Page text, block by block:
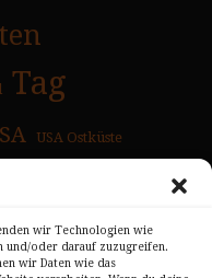
wir Technologien wie
und/oder darauf zuzugreifen.
wir Daten wie das
Tag
USA Ostküste